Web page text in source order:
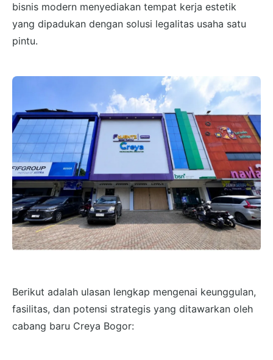
bisnis modern menyediakan tempat kerja estetik
yang dipadukan dengan solusi legalitas usaha satu
pintu.
Berikut adalah ulasan lengkap mengenai keunggulan,
fasilitas, dan potensi strategis yang ditawarkan oleh
cabang baru Creya Bogor: